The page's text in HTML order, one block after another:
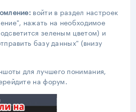
войти в раздел настроек
нажать на необходимое
зеленым цветом) и
базу данных" (внизу
для лучшего понимания,
на форум.